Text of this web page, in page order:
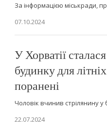
За інформацією міськради,
07.10.2024
У Хорватії
будинку для
поранені
Чоловік вчинив стрілянину у
22.07.2024